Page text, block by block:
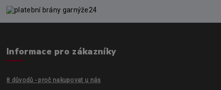
Informace pro zákazníky
8 důvodů - proč nakupovat u nás